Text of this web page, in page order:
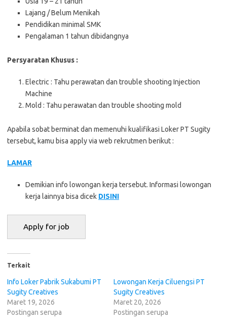
Lajang / Belum Menikah
Pendidikan minimal SMK
Pengalaman 1 tahun dibidangnya
Persyaratan Khusus :
Electric : Tahu perawatan dan trouble shooting Injection
Machine
Mold : Tahu perawatan dan trouble shooting mold
Apabila sobat berminat dan memenuhi kualifikasi Loker PT Sugity
tersebut, kamu bisa apply via web rekrutmen berikut :
LAMAR
Demikian info lowongan kerja tersebut. Informasi lowongan
kerja lainnya bisa dicek DISINI
Terkait
Info Loker Pabrik Sukabumi PT
Sugity Creatives
Maret 19, 2026
Postingan serupa
Lowongan Kerja Ciluengsi PT
Sugity Creatives
Maret 20, 2026
Postingan serupa